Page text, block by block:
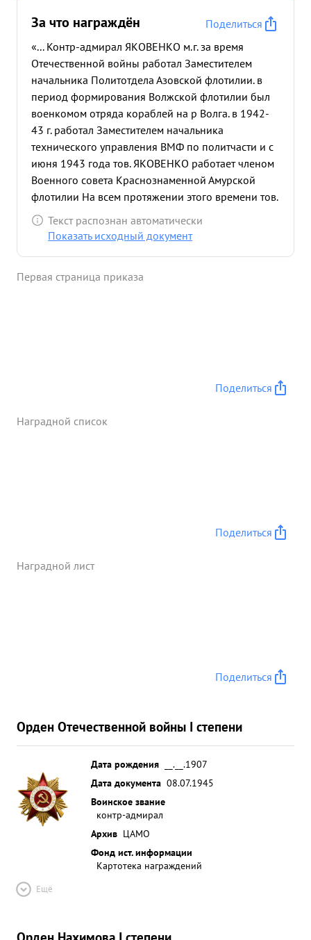
За что награждён
Поделиться
«... Контр-адмирал ЯКОВЕНКО м.г. за время
Отечественной войны работал Заместителем
начальника Политотдела Азовской флотилии. в
период формирования Волжской флотилии был
военкомом отряда кораблей на р Волга. в 1942-
43 г. работал Заместителем начальника
технического управления ВМФ по политчасти и с
июня 1943 года тов. ЯКОВЕНКО работает членом
Военного совета Краснознаменной Амурской
флотилии На всем протяжении этого времени тов.
ЯКОВЕНКО много сделал в области организации
новых частей на Азовском море и на реке Волге.
организации и проведении ремонта боевых
Текст распознан автоматически
Показать исходный документ
Первая страница приказа
Поделиться
Наградной список
Поделиться
Наградной лист
Поделиться
Орден Отечественной войны I степени
Дата рождения
__.__.1907
Дата документа 08.07.1945
Воинское звание
контр-адмирал
Архив ЦАМО
Фонд ист. информации
Картотека награждений
Ещё